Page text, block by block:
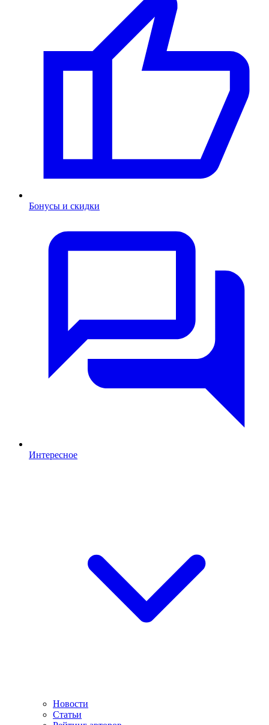
Бонусы и скидки
Интересное
Новости
Статьи